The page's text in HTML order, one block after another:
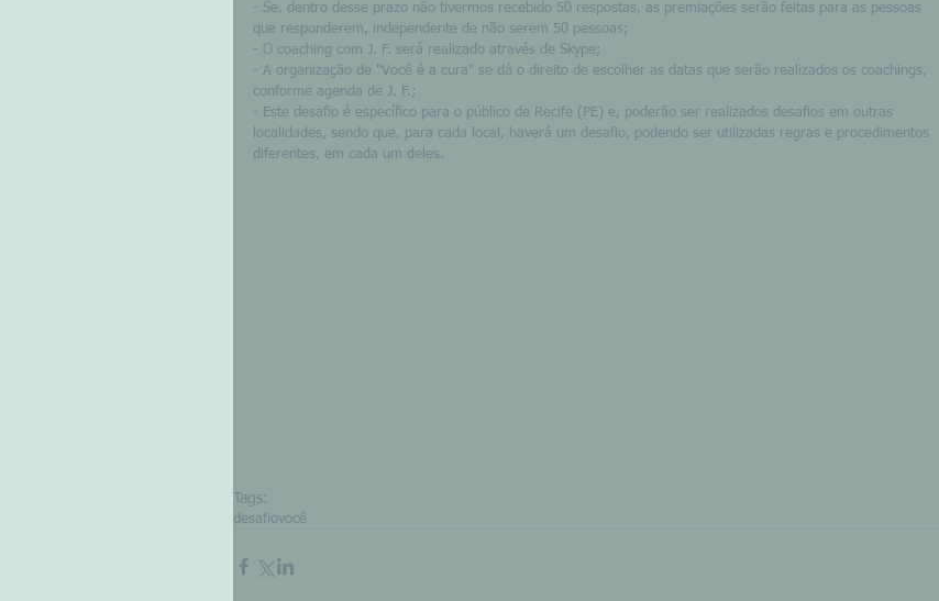
- Se, dentro desse prazo não tivermos recebido 50 respostas, as premiações serão feitas para as pessoas
que responderem, independente de não serem 50 pessoas;
- O coaching com J. F. será realizado através de Skype;
- A organização de "Você é a cura" se dá o direito de escolher as datas que serão realizados os coachings,
conforme agenda de J. F.;
- Este desafio é específico para o público de Recife (PE) e, poderão ser realizados desafios em outras
localidades, sendo que, para cada local, haverá um desafio, podendo ser utilizadas regras e procedimentos
diferentes, em cada um deles.
Tags:
desafiovocê